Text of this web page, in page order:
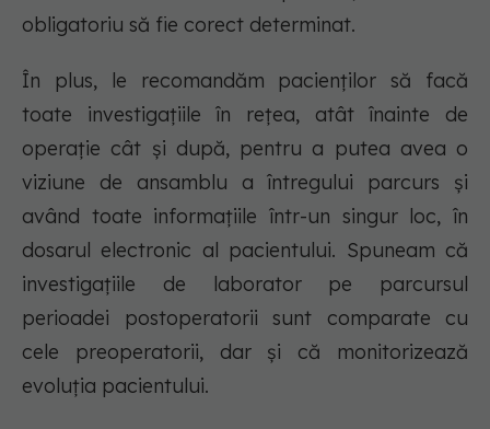
obligatoriu să fie corect determinat.
În plus, le recomandăm pacienților să facă
toate investigațiile în rețea, atât înainte de
operație cât și după, pentru a putea avea o
viziune de ansamblu a întregului parcurs și
având toate informațiile într-un singur loc, în
dosarul electronic al pacientului. Spuneam că
investigațiile de laborator pe parcursul
perioadei postoperatorii sunt comparate cu
cele preoperatorii, dar și că monitorizează
evoluția pacientului.